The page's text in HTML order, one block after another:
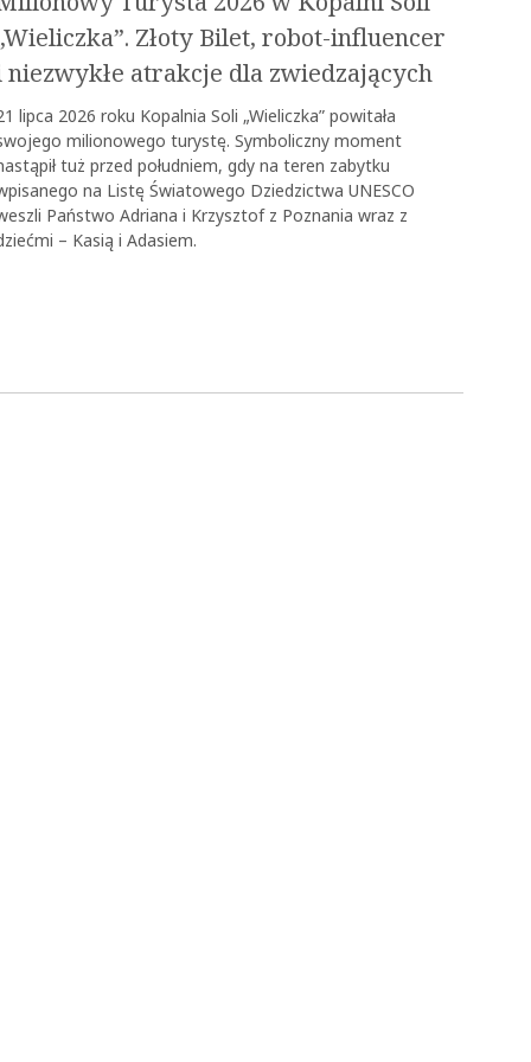
Złoty Bilet, robot-influencer
niezwykłe atrakcje dla zwiedzających
lipca 2026 roku Kopalnia Soli „Wieliczka” powitała
milionowego turystę. Symboliczny moment
tuż przed południem, gdy na teren zabytku
na Listę Światowego Dziedzictwa UNESCO
Państwo Adriana i Krzysztof z Poznania wraz z
– Kasią i Adasiem.